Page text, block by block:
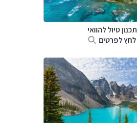
תכנון טיול להוואי
לחץ לפרטים